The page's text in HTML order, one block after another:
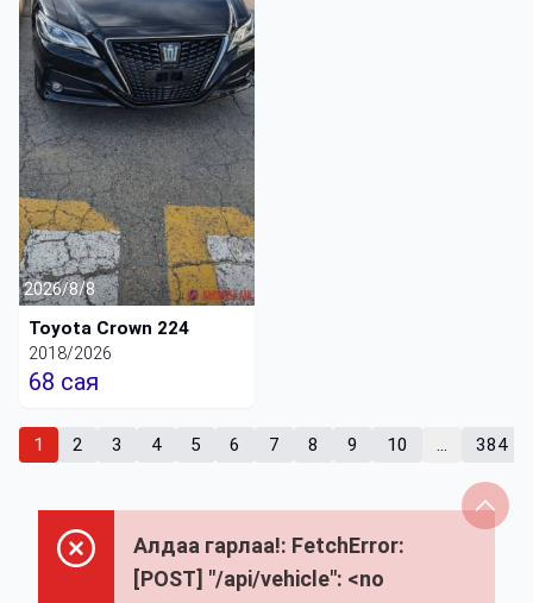
2026/8/8
Toyota Crown 224
2018/2026
68 сая
1 2 3 4 5 6 7 8 9 10 ... 384
Алдаа гарлаа!: FetchError:
[POST] "/api/vehicle": <no